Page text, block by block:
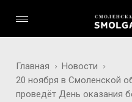
Главная
Новости
20 ноября в Смоленской
проведёт День оказания